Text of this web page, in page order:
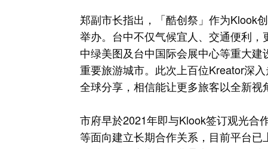
郑副市长指出，「酷创祭」作为Klook
举办。台中不仅气候宜人、交通便利
中绿美图及台中国际会展中心等重大
重要旅游城市。此次上百位Kreator深
全球分享，相信能让更多旅客以全新视
市府早於2021年即与Klook签订观光合
等面向建立长期合作关系，目前平台